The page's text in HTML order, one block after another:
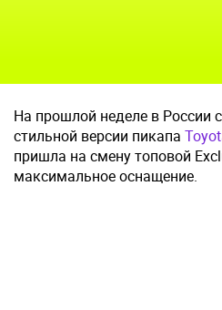
На прошлой неделе в России
стильной версии пикапа
пришла на смену топовой
максимальное оснащение.